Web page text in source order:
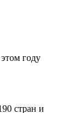
году
стран и